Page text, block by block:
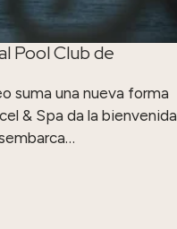
Pool Club de
suma una nueva forma
& Spa da la bienvenida